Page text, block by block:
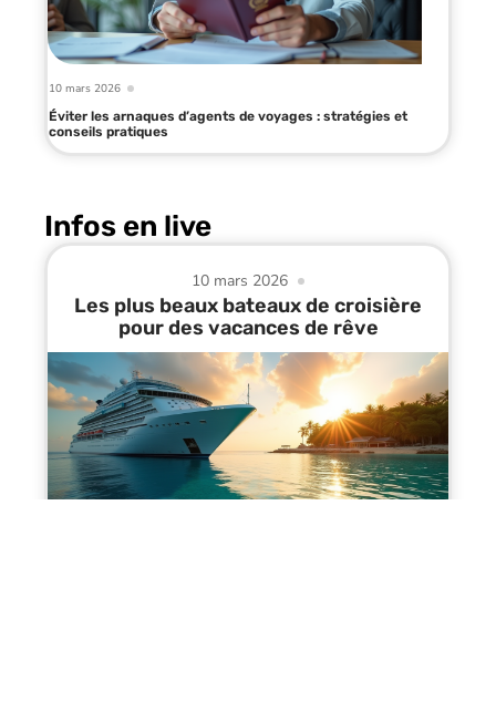
10 mars 2026
Éviter les arnaques d’agents de voyages : stratégies et
conseils pratiques
Infos en live
10 mars 2026
Les plus beaux bateaux de croisière
pour des vacances de rêve